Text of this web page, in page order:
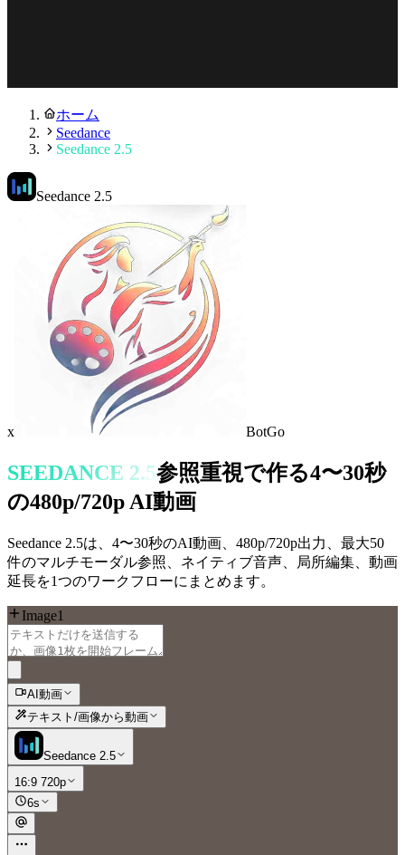
ホーム
Seedance
Seedance 2.5
Seedance 2.5
x BotGo
SEEDANCE 2.5参照重視で作る4〜30秒
の480p/720p AI動画
Seedance 2.5は、4〜30秒のAI動画、480p/720p出力、最大50
件のマルチモーダル参照、ネイティブ音声、局所編集、動画
延長を1つのワークフローにまとめます。
Image1
AI動画
テキスト/画像から動画
Seedance 2.5
16:9 720p
6s